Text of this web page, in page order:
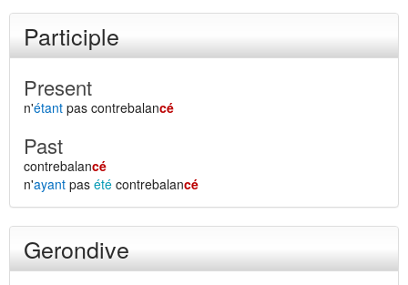
Participle
Present
n'étant pas contrebalancé
Past
contrebalancé
n'ayant pas été contrebalancé
Gerondive